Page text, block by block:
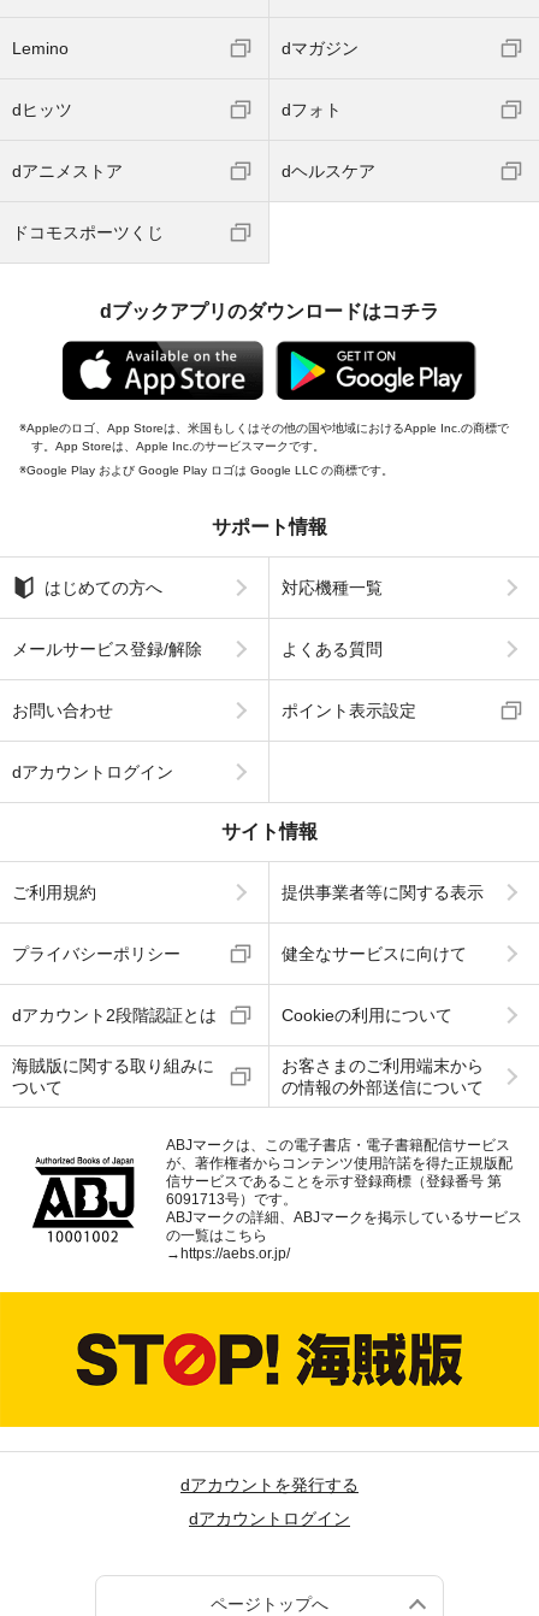
Lemino dマガジン
dヒッツ dフォト
dアニメストア dヘルスケア
ドコモスポーツくじ
dブックアプリのダウンロードはコチラ
Appleのロゴ、App Storeは、米国もしくはその他の国や地域におけるApple Inc.の商標で
す。App Storeは、Apple Inc.のサービスマークです。
Google Play および Google Play ロゴは Google LLC の商標です。
サポート情報
はじめての方へ 対応機種一覧
メールサービス登録/解除 よくある質問
お問い合わせ ポイント表示設定
dアカウントログイン
サイト情報
ご利用規約 提供事業者等に関する表示
プライバシーポリシー 健全なサービスに向けて
dアカウント2段階認証とは Cookieの利用について
海賊版に関する取り組みに
ついて
お客さまのご利用端末から
の情報の外部送信について
ABJマークは、この電子書店・電子書籍配信サービス
が、著作権者からコンテンツ使用許諾を得た正規版配
信サービスであることを示す登録商標（登録番号 第
6091713号）です。
ABJマークの詳細、ABJマークを掲示しているサービス
の一覧はこちら
→ https://aebs.or.jp/
dアカウントを発行する
dアカウントログイン
ページトップへ